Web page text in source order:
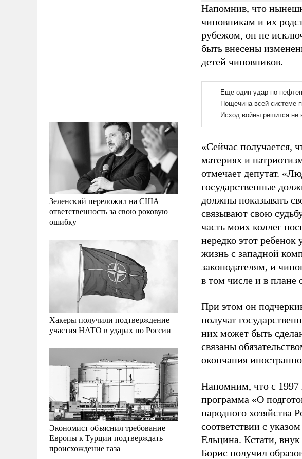
Зеленский переложил на США
ответственность за свою роковую
ошибку
Хакеры получили подтверждение
участия НАТО в ударах по России
Экономист объяснил требование
Европы к Турции подтверждать
происхождение газа
Напомнив, что
чиновникам и их
рубежом, он не
быть внесены
детей чиновников.
«Сейчас получается,
материях и
отмечает депутат.
государственные
должны показывать
связывают свою
часть моих коллег
нередко этот ребенок
жизнь с западной
законодателям, и
в том числе и в плане
При этом он
получат
них может быть
связаны
окончания
Напомним, что с 1997
программа «О
народного хозяйства
соответствии с
Ельцина. Кстати,
Борис получил